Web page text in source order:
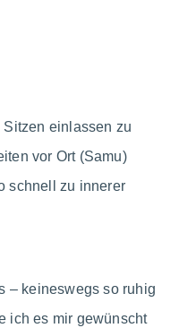
einlassen zu
vor Ort (Samu)
schnell zu innerer
– keineswegs so ruhig
ich es mir gewünscht